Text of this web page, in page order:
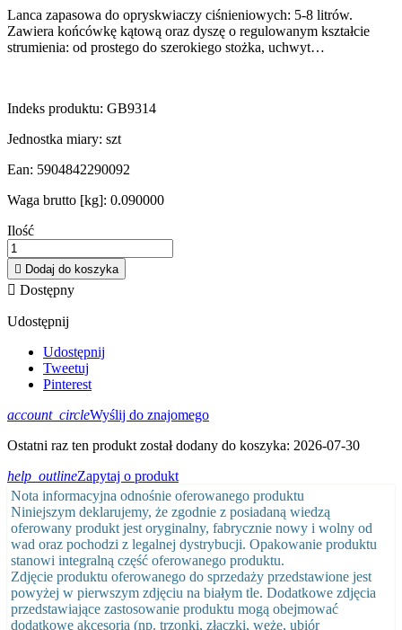
Lanca zapasowa do opryskwiaczy ciśnieniowych: 5-8 litrów.
Zawiera końcówkę kątową oraz dyszę o regulowanym kształcie
strumienia: od prostego do szerokiego stożka, uchwyt…
Indeks produktu: GB9314
Jednostka miary: szt
Ean: 5904842290092
Waga brutto [kg]: 0.090000
Ilość
 Dodaj do koszyka
 Dostępny
Udostępnij
Udostępnij
Tweetuj
Pinterest
account_circleWyślij do znajomego
Ostatni raz ten produkt został dodany do koszyka: 2026-07-30
help_outlineZapytaj o produkt
Nota informacyjna odnośnie oferowanego produktu
Niniejszym deklarujemy, że zgodnie z posiadaną wiedzą
oferowany produkt jest oryginalny, fabrycznie nowy i wolny od
wad oraz pochodzi z legalnej dystrybucji. Opakowanie produktu
stanowi integralną część oferowanego produktu.
Zdjęcie produktu oferowanego do sprzedaży przedstawione jest
powyżej w pierwszym zdjęciu na białym tle. Dodatkowe zdjęcia
przedstawiające zastosowanie produktu mogą obejmować
dodatkowe akcesoria (np. trzonki, złączki, węże, ubiór